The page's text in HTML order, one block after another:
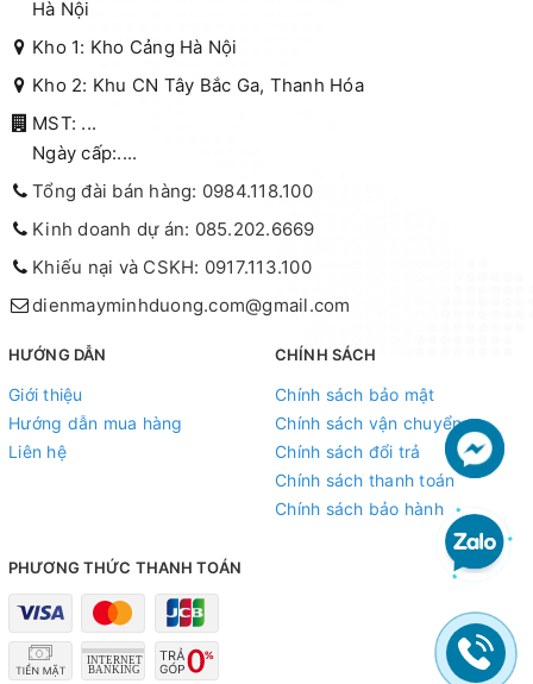
Hà Nội
Kho 1: Kho Cảng Hà Nội
Kho 2: Khu CN Tây Bắc Ga, Thanh Hóa
MST: ...
Ngày cấp:....
Tổng đài bán hàng: 0984.118.100
Kinh doanh dự án: 085.202.6669
Khiếu nại và CSKH: 0917.113.100
dienmayminhduong.com@gmail.com
HƯỚNG DẪN
Giới thiệu
Hướng dẫn mua hàng
Liên hệ
CHÍNH SÁCH
Chính sách bảo mật
Chính sách vận chuyển
Chính sách đổi trả
Chính sách thanh toán
Chính sách bảo hành
PHƯƠNG THỨC THANH TOÁN